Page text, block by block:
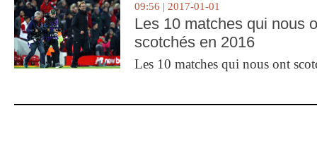
09:56 | 2017-01-01
Les 10 matches qui nous
scotchés en 2016
Les 10 matches qui nous ont